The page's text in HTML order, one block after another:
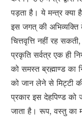
पड़ता है। ये मन्त्र क्या
इस जगत् की अभिव्यक्ति
चित्तवृत्ति नहीं रह
प्रकृति सर्वत्र एक ही
को समस्त ब्रह्माण्ड का
को जान लेने से मिट्टी
प्रकार इस देहपिण्ड को
जाता है। रूप, वस्तु का